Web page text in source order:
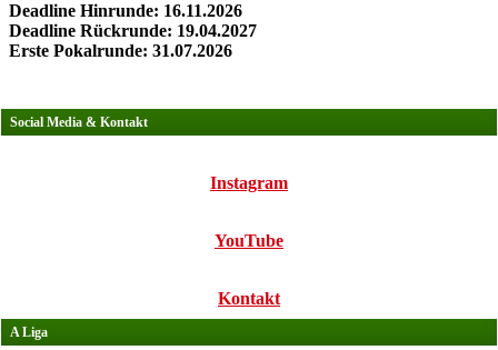
Deadline Hinrunde: 16.11.2026
Deadline Rückrunde: 19.04.2027
Erste Pokalrunde: 31.07.2026
Social Media & Kontakt
Instagram
YouTube
Kontakt
A Liga